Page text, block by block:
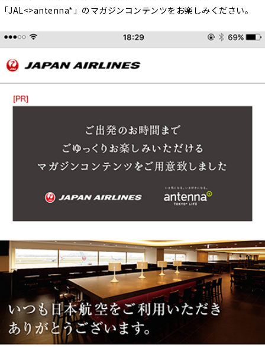
「JAL<>antenna*」のマガジンコンテンツをお楽しみください。